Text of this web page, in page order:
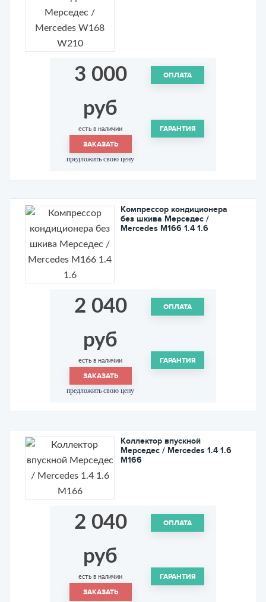
3 000
руб
есть в наличии
ЗАКАЗАТЬ
предложить свою цену
ОПЛАТА
ГАРАНТИЯ
Компрессор кондиционера
без шкива Мерседес /
Mercedes M166 1.4 1.6
2 040
руб
есть в наличии
ЗАКАЗАТЬ
предложить свою цену
ОПЛАТА
ГАРАНТИЯ
Коллектор впускной
Мерседес / Mercedes 1.4 1.6
M166
2 040
руб
есть в наличии
ЗАКАЗАТЬ
ОПЛАТА
ГАРАНТИЯ